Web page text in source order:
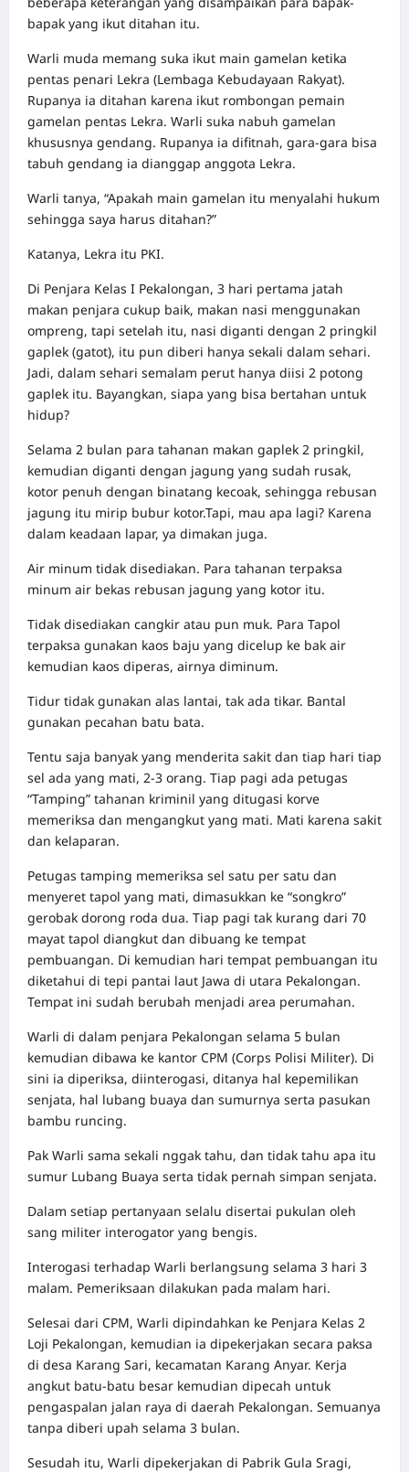
bapak yang ikut ditahan itu.
Warli muda memang suka ikut main gamelan ketika
pentas penari Lekra (Lembaga Kebudayaan Rakyat).
Rupanya ia ditahan karena ikut rombongan pemain
gamelan pentas Lekra. Warli suka nabuh gamelan
khususnya gendang. Rupanya ia difitnah, gara-gara bisa
tabuh gendang ia dianggap anggota Lekra.
Warli tanya, “Apakah main gamelan itu menyalahi hukum
sehingga saya harus ditahan?”
Katanya, Lekra itu PKI.
Di Penjara Kelas I Pekalongan, 3 hari pertama jatah
makan penjara cukup baik, makan nasi menggunakan
ompreng, tapi setelah itu, nasi diganti dengan 2 pringkil
gaplek (gatot), itu pun diberi hanya sekali dalam sehari.
Jadi, dalam sehari semalam perut hanya diisi 2 potong
gaplek itu. Bayangkan, siapa yang bisa bertahan untuk
hidup?
Selama 2 bulan para tahanan makan gaplek 2 pringkil,
kemudian diganti dengan jagung yang sudah rusak,
kotor penuh dengan binatang kecoak, sehingga rebusan
jagung itu mirip bubur kotor.Tapi, mau apa lagi? Karena
dalam keadaan lapar, ya dimakan juga.
Air minum tidak disediakan. Para tahanan terpaksa
minum air bekas rebusan jagung yang kotor itu.
Tidak disediakan cangkir atau pun muk. Para Tapol
terpaksa gunakan kaos baju yang dicelup ke bak air
kemudian kaos diperas, airnya diminum.
Tidur tidak gunakan alas lantai, tak ada tikar. Bantal
gunakan pecahan batu bata.
Tentu saja banyak yang menderita sakit dan tiap hari tiap
sel ada yang mati, 2-3 orang. Tiap pagi ada petugas
“Tamping” tahanan kriminil yang ditugasi korve
memeriksa dan mengangkut yang mati. Mati karena sakit
dan kelaparan.
Petugas tamping memeriksa sel satu per satu dan
menyeret tapol yang mati, dimasukkan ke “songkro”
gerobak dorong roda dua. Tiap pagi tak kurang dari 70
mayat tapol diangkut dan dibuang ke tempat
pembuangan. Di kemudian hari tempat pembuangan itu
diketahui di tepi pantai laut Jawa di utara Pekalongan.
Tempat ini sudah berubah menjadi area perumahan.
Warli di dalam penjara Pekalongan selama 5 bulan
kemudian dibawa ke kantor CPM (Corps Polisi Militer). Di
sini ia diperiksa, diinterogasi, ditanya hal kepemilikan
senjata, hal lubang buaya dan sumurnya serta pasukan
bambu runcing.
Pak Warli sama sekali nggak tahu, dan tidak tahu apa itu
sumur Lubang Buaya serta tidak pernah simpan senjata.
Dalam setiap pertanyaan selalu disertai pukulan oleh
sang militer interogator yang bengis.
Interogasi terhadap Warli berlangsung selama 3 hari 3
malam. Pemeriksaan dilakukan pada malam hari.
Selesai dari CPM, Warli dipindahkan ke Penjara Kelas 2
Loji Pekalongan, kemudian ia dipekerjakan secara paksa
di desa Karang Sari, kecamatan Karang Anyar. Kerja
angkut batu-batu besar kemudian dipecah untuk
pengaspalan jalan raya di daerah Pekalongan. Semuanya
tanpa diberi upah selama 3 bulan.
Sesudah itu, Warli dipekerjakan di Pabrik Gula Sragi,